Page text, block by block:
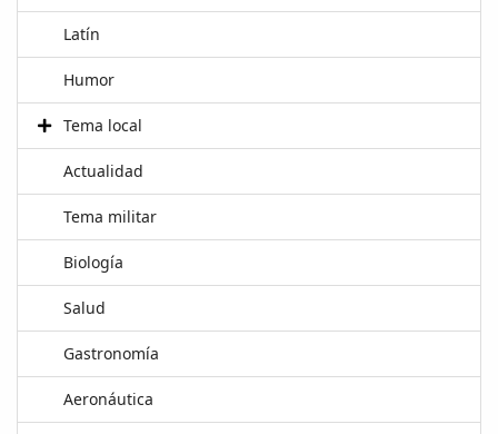
Latín
Humor
Tema local
Actualidad
Tema militar
Biología
Salud
Gastronomía
Aeronáutica